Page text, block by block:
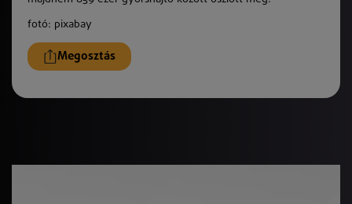
fotó: pixabay
Megosztás